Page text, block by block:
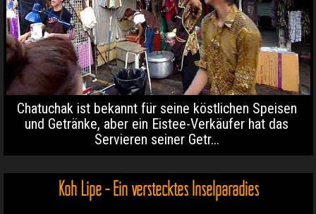
Chatuchak ist bekannt für seine köstlichen Speisen
und Getränke, aber ein Eistee-Verkäufer hat das
Servieren seiner Getr...
Koh Lipe - Ein verstecktes Inselparadies